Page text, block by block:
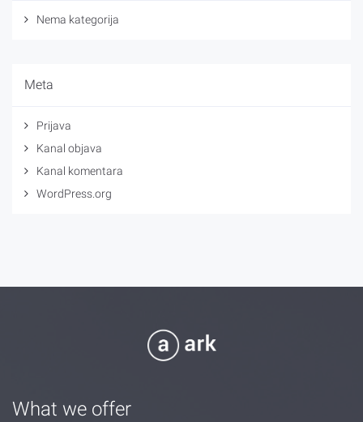
Nema kategorija
Meta
Prijava
Kanal objava
Kanal komentara
WordPress.org
What we offer